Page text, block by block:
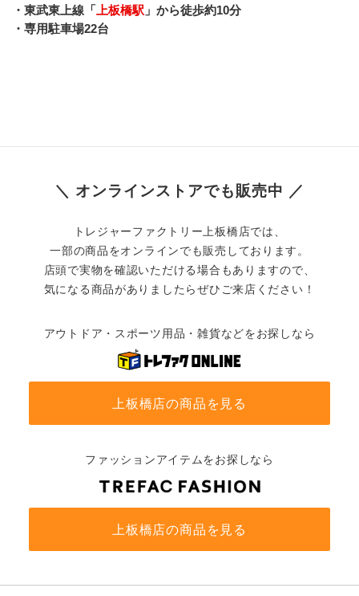
・東武東上線「 上板橋駅 」から徒歩約10分
・専用駐車場22台
＼ オンラインストアでも販売中 ／
トレジャーファクトリー上板橋店では、
一部の商品をオンラインでも販売しております。
店頭で実物を確認いただける場合もありますので、
気になる商品がありましたらぜひご来店ください！
アウトドア・スポーツ用品・雑貨などをお探しなら
上板橋店の商品を見る
ファッションアイテムをお探しなら
上板橋店の商品を見る